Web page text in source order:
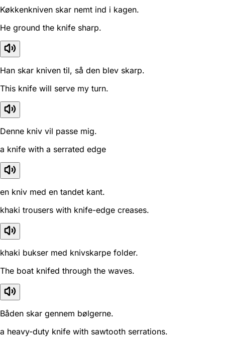
Køkkenkniven skar nemt ind i kagen.
He ground the knife sharp.
Han skar kniven til, så den blev skarp.
This knife will serve my turn.
Denne kniv vil passe mig.
a knife with a serrated edge
en kniv med en tandet kant.
khaki trousers with knife-edge creases.
khaki bukser med knivskarpe folder.
The boat knifed through the waves.
Båden skar gennem bølgerne.
a heavy-duty knife with sawtooth serrations.